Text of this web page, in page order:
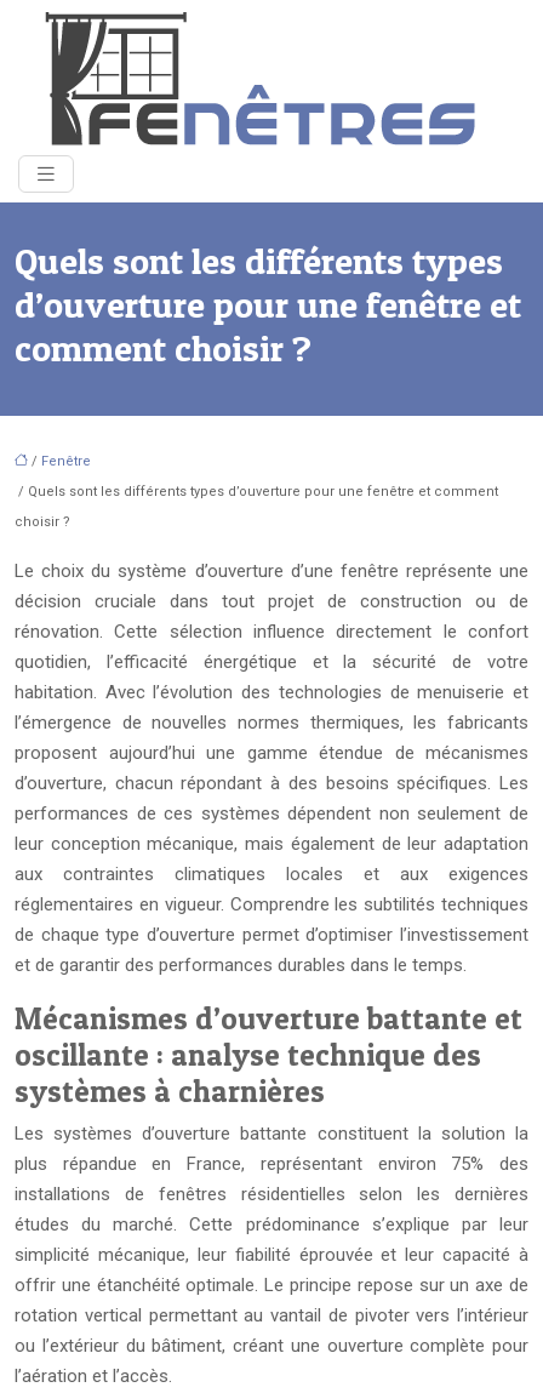
Quels sont les différents types
d’ouverture pour une fenêtre et
comment choisir ?
/ Fenêtre
/ Quels sont les différents types d’ouverture pour une fenêtre et comment
choisir ?
Le choix du système d’ouverture d’une fenêtre représente une
décision cruciale dans tout projet de construction ou de
rénovation. Cette sélection influence directement le confort
quotidien, l’efficacité énergétique et la sécurité de votre
habitation. Avec l’évolution des technologies de menuiserie et
l’émergence de nouvelles normes thermiques, les fabricants
proposent aujourd’hui une gamme étendue de mécanismes
d’ouverture, chacun répondant à des besoins spécifiques. Les
performances de ces systèmes dépendent non seulement de
leur conception mécanique, mais également de leur adaptation
aux contraintes climatiques locales et aux exigences
réglementaires en vigueur. Comprendre les subtilités techniques
de chaque type d’ouverture permet d’optimiser l’investissement
et de garantir des performances durables dans le temps.
Mécanismes d’ouverture battante et
oscillante : analyse technique des
systèmes à charnières
Les systèmes d’ouverture battante constituent la solution la
plus répandue en France, représentant environ 75% des
installations de fenêtres résidentielles selon les dernières
études du marché. Cette prédominance s’explique par leur
simplicité mécanique, leur fiabilité éprouvée et leur capacité à
offrir une étanchéité optimale. Le principe repose sur un axe de
rotation vertical permettant au vantail de pivoter vers l’intérieur
ou l’extérieur du bâtiment, créant une ouverture complète pour
l’aération et l’accès.